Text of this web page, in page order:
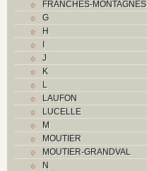
FRANCHES-MONTAGNES
G
H
I
J
K
L
LAUFON
LUCELLE
M
MOUTIER
MOUTIER-GRANDVAL
N